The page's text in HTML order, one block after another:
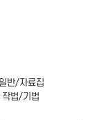
반/자료집
법/기법